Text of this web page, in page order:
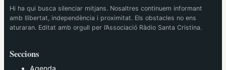
Hi ha qui busca silenciar mitjans. Nosaltres continuem informant
amb llibertat, independència i proximitat. Els obstacles no ens
aturaran. Editat amb orgull per l’Associació Ràdio Santa Cristina.
Seccions
Agenda